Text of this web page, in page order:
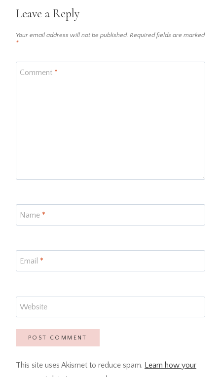
Leave a Reply
Your email address will not be published. Required fields are marked
*
Comment *
Name *
Email *
Website
This site uses Akismet to reduce spam. Learn how your